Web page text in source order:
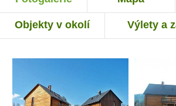
Objekty v okolí Výlety a